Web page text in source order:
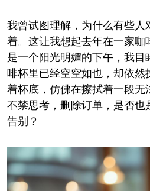
我曾试图理解，为什么有些人
着。这让我想起去年在一家咖
是一个阳光明媚的下午，我目
啡杯里已经空空如也，却依然
着杯底，仿佛在擦拭着一段无
不禁思考，删除订单，是否也
告别？